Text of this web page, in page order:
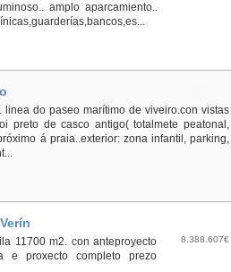
amplo aparcamiento..
do paseo marítimo de viveiro.con vistas
preto de casco antigo( totalmete peatonal,
á praia..exterior: zona infantil, parking,
11700 m2. con anteproyecto
e proxecto completo prezo
8.388.607€